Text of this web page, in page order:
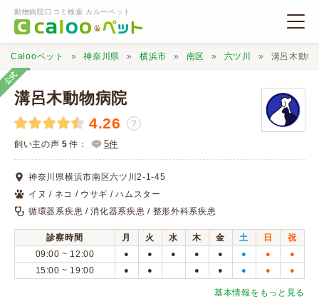
動物病院口コミ検索 カルーペット
動物病院検索
口コミ検索
Calooペットとは？
口コミ投稿
Calooペット 神奈川県 横浜市 南区 六ツ川 溝呂木動物
公式
溝呂木動物病院
4.26 ？
飼い主の声 5 件： 5件
神奈川県横浜市南区六ツ川2-1-45
イヌ / ネコ / ウサギ / ハムスター
循環器系疾患 / 消化器系疾患 / 整形外科系疾患
診察時間 月 火 水 木 金 土 日
祝
09:00 ~ 12:00
● ● ● ● ● ● ● ●
15:00 ~ 19:00 ● ● ● ● ● ● ●
基本情報をもっと見る